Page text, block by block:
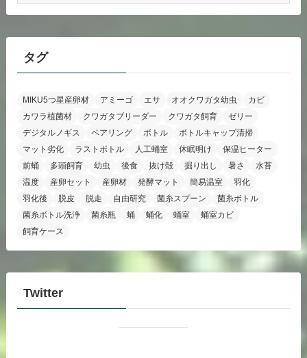
カ
イ
タグ
MIKU5つ星産卵材 アミーゴ エサ オオクワガタ幼虫
カビ
カワラ植菌材
クワガタブリーダー クワガタ飼育
ゼリー
デジタルノギス
ペアリング ボトル
ボトルキャップ清掃
マット劣化
ラストボトル 人工蛹室 休眠明け
保温ヒーター
前蛹
多頭飼育 幼虫 後食 抜け殻 掘り出し 暑さ
水苔
温度
産卵セット 産卵材 発酵マット 簡易温室
羽化
羽化後
脱皮 脱走 自由研究 菌糸スプーン
菌糸ボトル
菌糸ボトル洗浄
菌糸瓶 蛹 蛹化 蛹室
蛹室カビ
飼育ケース
Twitter